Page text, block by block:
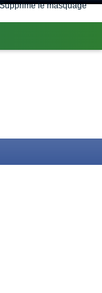
le masquage